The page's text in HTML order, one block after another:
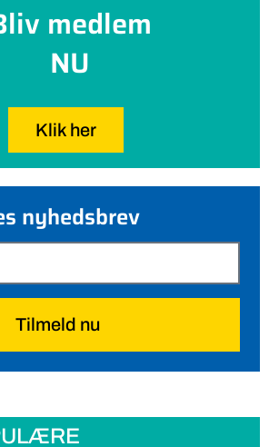
medlem
NU
Klik her
nyhedsbrev
Tilmeld nu